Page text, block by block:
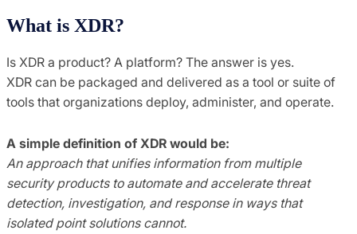
What is XDR?
Is XDR a product? A platform? The answer is yes.
XDR can be packaged and delivered as a tool or suite of
tools that organizations deploy, administer, and operate.
A simple definition of XDR would be:
An approach that unifies information from multiple
security products to automate and accelerate threat
detection, investigation, and response in ways that
isolated point solutions cannot.